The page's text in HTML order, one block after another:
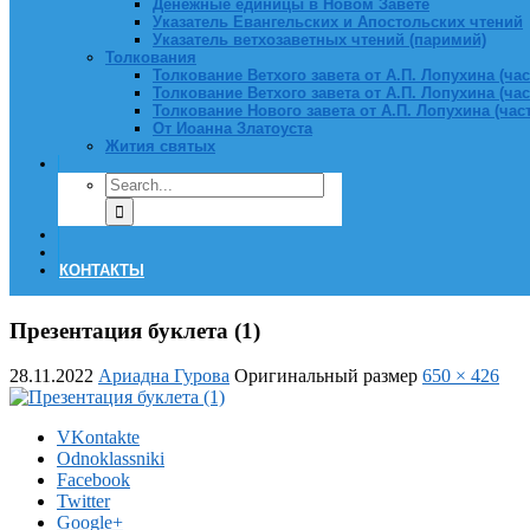
Денежные единицы в Новом Завете
Указатель Евангельских и Апостольских чтений
Указатель ветхозаветных чтений (паримий)
Толкования
Толкование Ветхого завета от А.П. Лопухина
Толкование Ветхого завета от А.П. Лопухина
Толкование Нового завета от А.П. Лопухина
От Иоанна Златоуста
Жития святых
КОНТАКТЫ
Презентация буклета (1)
28.11.2022 Ариадна Гурова Оригинальный размер 650 × 426
VKontakte
Odnoklassniki
Facebook
Twitter
Google+